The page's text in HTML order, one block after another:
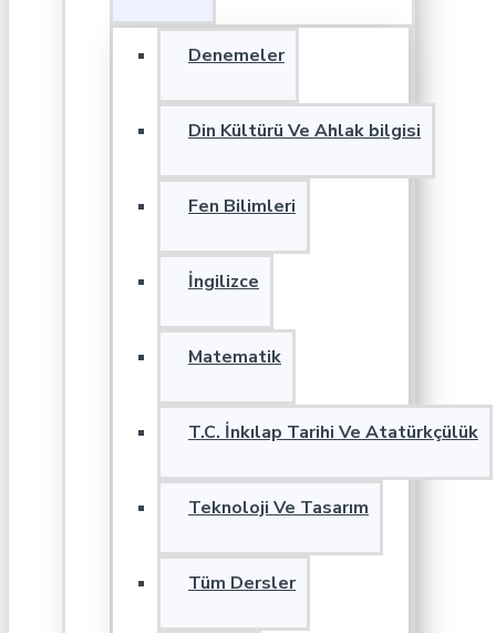
Denemeler
Din Kültürü Ve Ahlak bilgisi
Fen Bilimleri
İngilizce
Matematik
T.C. İnkılap Tarihi Ve Atatürkçülük
Teknoloji Ve Tasarım
Tüm Dersler